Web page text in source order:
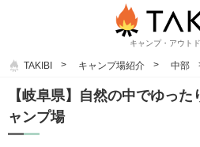
キャンプ・アウト
TAKIBI キャンプ場紹介 中部
【岐阜県】自然の中でゆっ
ャンプ場